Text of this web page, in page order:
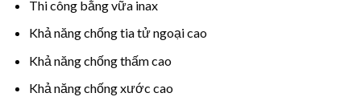
Thi công bằng vữa inax
Khả năng chống tia tử ngoại cao
Khả năng chống thấm cao
Khả năng chống xước cao